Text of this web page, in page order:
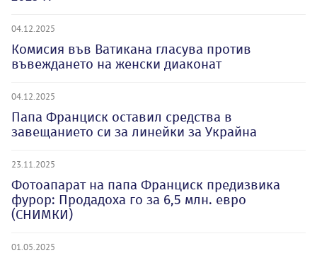
04.12.2025
Комисия във Ватикана гласува против
въвеждането на женски диаконат
04.12.2025
Папа Франциск оставил средства в
завещанието си за линейки за Украйна
23.11.2025
Фотоапарат на папа Франциск предизвика
фурор: Продадоха го за 6,5 млн. евро
(СНИМКИ)
01.05.2025